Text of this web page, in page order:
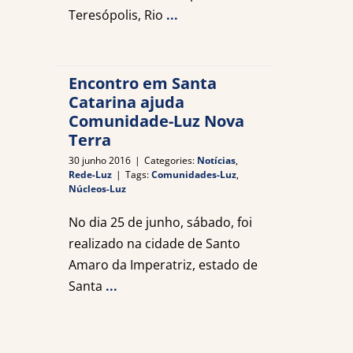
Teresópolis, Rio ...
Encontro em Santa
Catarina ajuda
Comunidade-Luz Nova
Terra
30 junho 2016 | Categories: Notícias,
Rede-Luz | Tags:Comunidades-Luz,
Núcleos-Luz
No dia 25 de junho, sábado, foi
realizado na cidade de Santo
Amaro da Imperatriz, estado de
Santa ...